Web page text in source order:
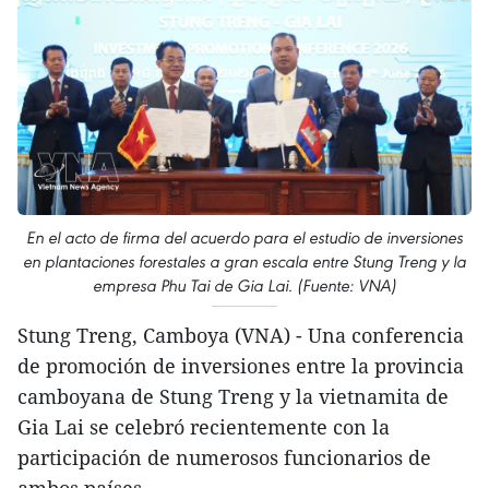
En el acto de firma del acuerdo para el estudio de inversiones
en plantaciones forestales a gran escala entre Stung Treng y la
empresa Phu Tai de Gia Lai. (Fuente: VNA)
Stung Treng, Camboya (VNA) - Una conferencia
de promoción de inversiones entre la provincia
camboyana de Stung Treng y la vietnamita de
Gia Lai se celebró recientemente con la
participación de numerosos funcionarios de